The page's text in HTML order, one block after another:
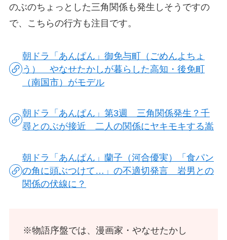
のぶのちょっとした三角関係も発生しそうですの
で、こちらの行方も注目です。
朝ドラ「あんぱん」御免与町（ごめんよちょ
う） やなせたかしが暮らした高知・後免町
（南国市）がモデル
朝ドラ「あんぱん」第3週 三角関係発生？千
尋とのぶが接近 二人の関係にヤキモキする嵩
朝ドラ「あんぱん」蘭子（河合優実）「食パン
の角に頭ぶつけて…」の不適切発言 岩男との
関係の伏線に？
※物語序盤では、漫画家・やなせたかし